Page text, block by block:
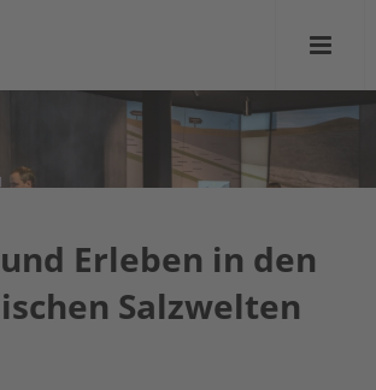
Erleben in den
Salzwelten